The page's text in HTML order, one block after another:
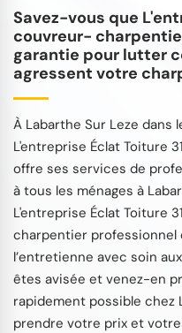
Savez-vous que
couvreur-
garantie pour lutter
agressent votre
À Labarthe Sur Leze dans
L'entreprise Éclat Toiture
offre ses services de
à tous les ménages à
L'entreprise Éclat Toiture
charpentier professionnel
l’entretienne avec soin
êtes avisée et venez-en
rapidement possible chez
prendre votre prix et